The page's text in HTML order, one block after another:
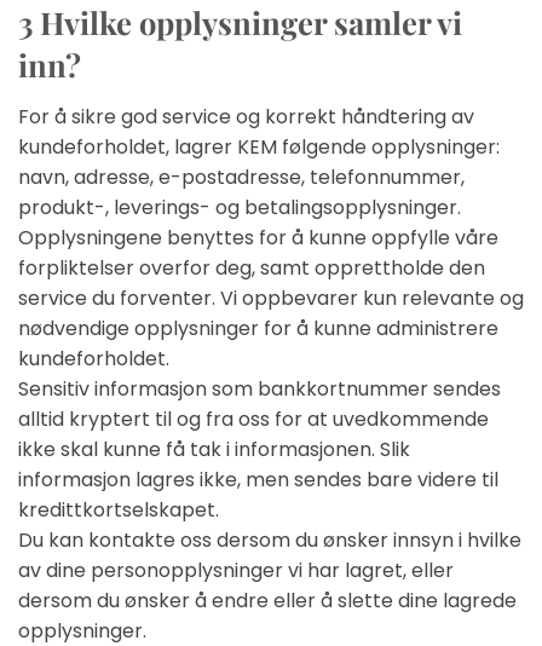
3 Hvilke opplysninger samler vi
inn?
For å sikre god service og korrekt håndtering av
kundeforholdet, lagrer KEM følgende opplysninger:
navn, adresse, e-postadresse, telefonnummer,
produkt-, leverings- og betalingsopplysninger.
Opplysningene benyttes for å kunne oppfylle våre
forpliktelser overfor deg, samt opprettholde den
service du forventer. Vi oppbevarer kun relevante og
nødvendige opplysninger for å kunne administrere
kundeforholdet.
Sensitiv informasjon som bankkortnummer sendes
alltid kryptert til og fra oss for at uvedkommende
ikke skal kunne få tak i informasjonen. Slik
informasjon lagres ikke, men sendes bare videre til
kredittkortselskapet.
Du kan kontakte oss dersom du ønsker innsyn i hvilke
av dine personopplysninger vi har lagret, eller
dersom du ønsker å endre eller å slette dine lagrede
opplysninger.